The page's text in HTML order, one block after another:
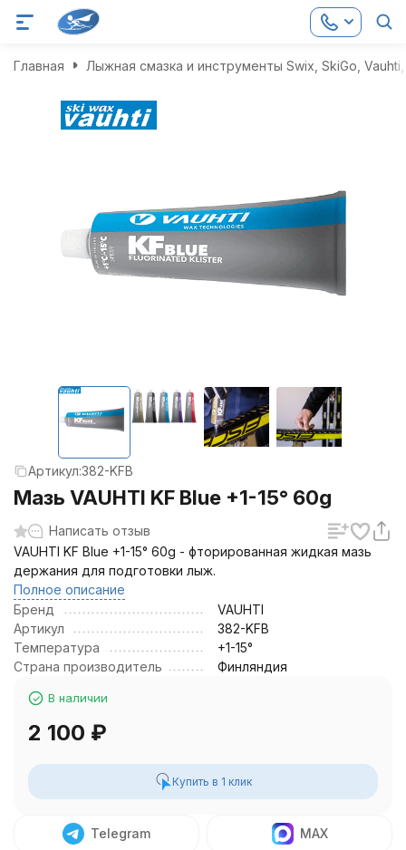
Главная Лыжная смазка и инструменты Swix, SkiGo,
Артикул:382-KFB
Мазь VAUHTI KF Blue +1-15° 60g
Написать отзыв
VAUHTI KF Blue +1-15° 60g - фторированная жидкая мазь
держания для подготовки лыж.
Полное описание
Бренд
VAUHTI
Артикул
382-KFB
Температура
+1-15°
Страна производитель
Финляндия
В наличии
2 100 ₽
Купить в 1 клик
Telegram MAX